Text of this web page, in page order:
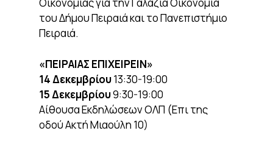
του Δήμου Πειραιά και το Πανεπιστήμιο
Πειραιά.
«ΠΕΙΡΑΙΑΣ ΕΠΙΧΕΙΡΕΙΝ»
14 Δεκεμβρίου13:30-19:00
15 Δεκεμβρίου9:30-19:00
Αίθουσα Εκδηλώσεων ΟΛΠ (Επι της
οδού Ακτή Μιαούλη 10)